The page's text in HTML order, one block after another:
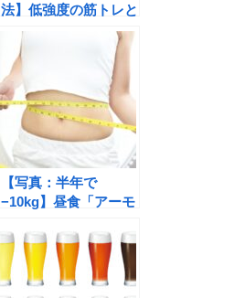
法】低強度の筋トレと
腸内環境を整える
【写真：半年で
−10kg】昼食「アーモ
順番ダイエット」と
「軽めの筋トレ」